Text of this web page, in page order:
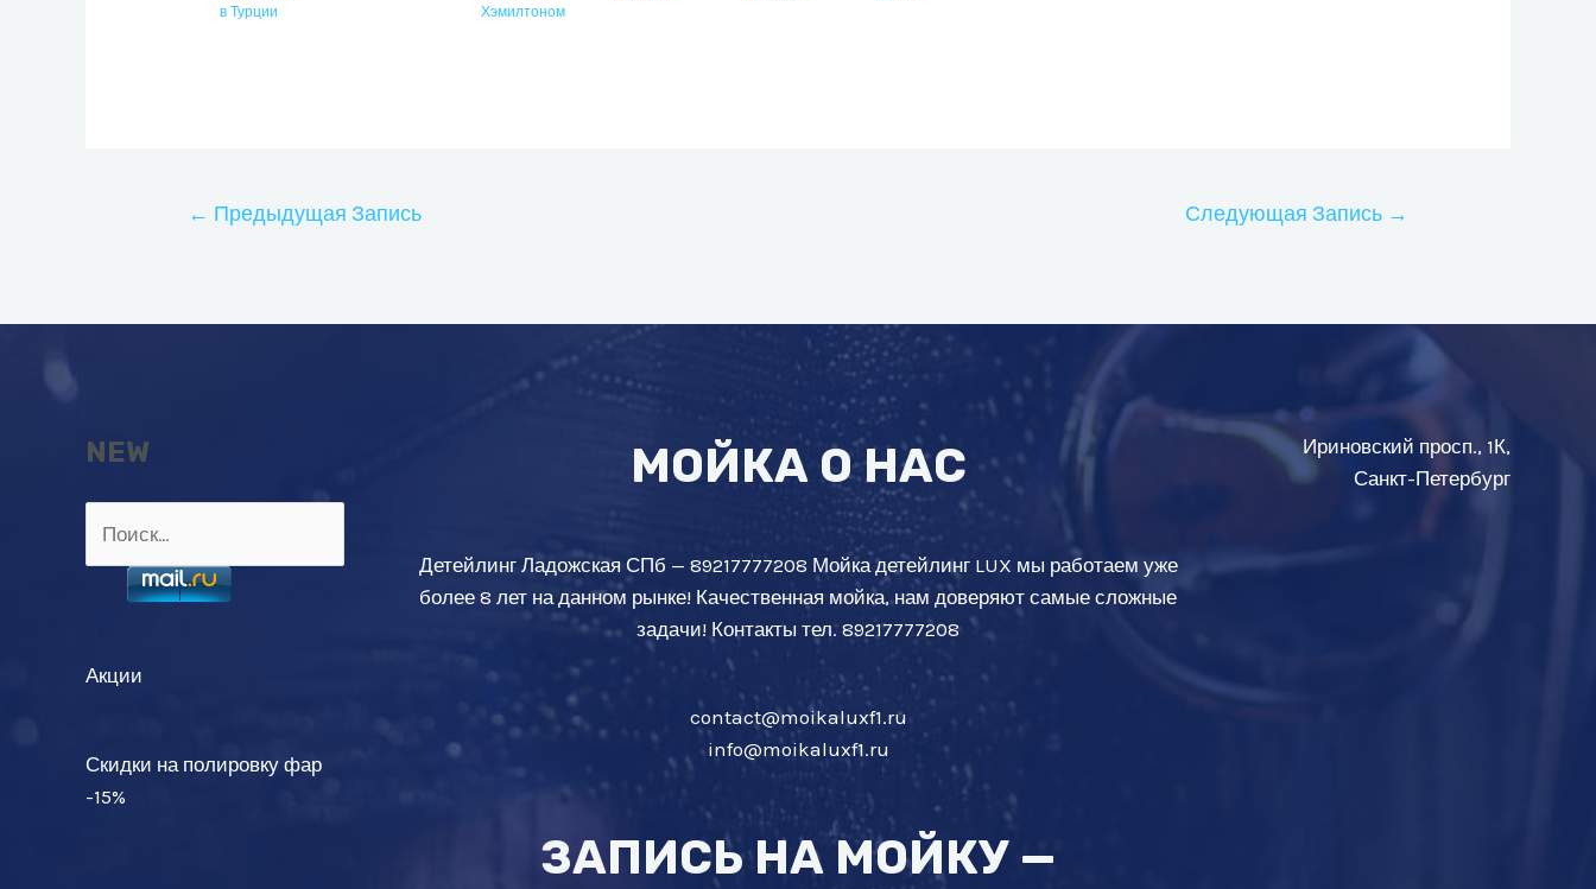
в Турции
Хэмилтоном
Навигация
← Предыдущая Запись Следующая Запись →
NEW
Акции
Скидки на полировку фар
-15%
МОЙКА О НАС
Детейлинг Ладожская СПб — 89217777208 Мойка детейлинг LUX мы работаем уже
более 8 лет на данном рынке! Качественная мойка, нам доверяют самые сложные
задачи! Контакты тел. 89217777208
contact@moikaluxf1.ru
info@moikaluxf1.ru
ЗАПИСЬ НА МОЙКУ —
Ириновский просп., 1К,
Санкт-Петербург